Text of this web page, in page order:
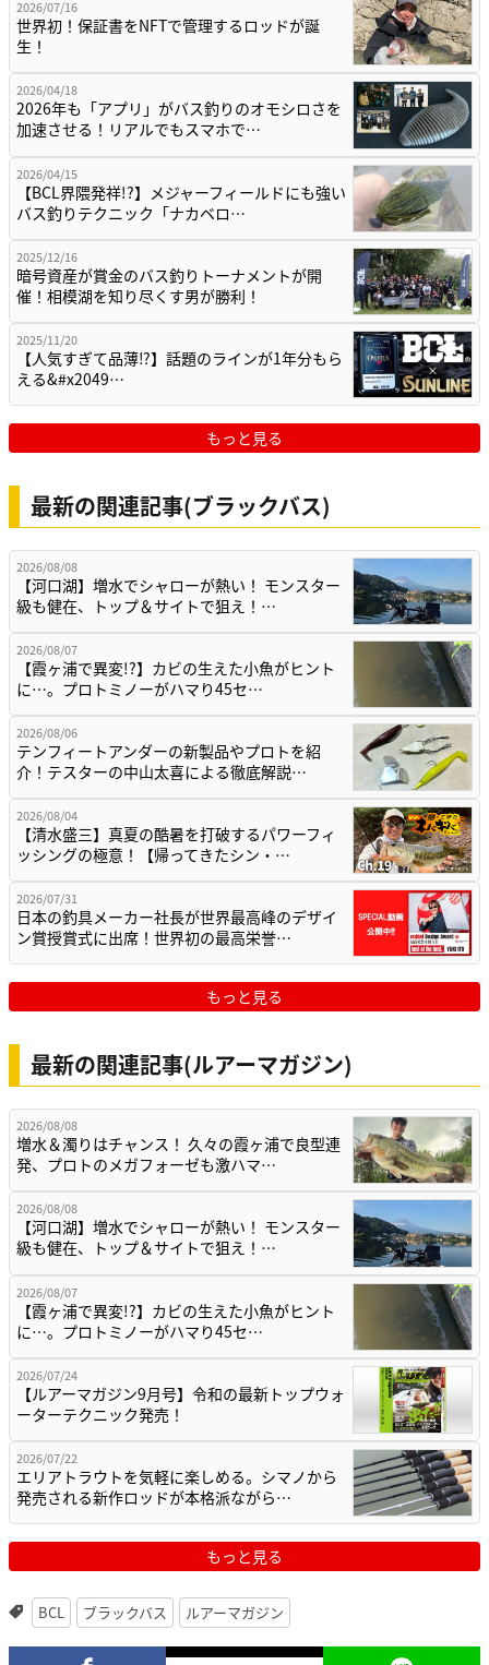
2026/07/16
世界初！保証書をNFTで管理するロッドが誕
生！
2026/04/18
2026年も「アプリ」がバス釣りのオモシロさを
加速させる！リアルでもスマホで…
2026/04/15
【BCL界隈発祥!?】メジャーフィールドにも強い
バス釣りテクニック「ナカベロ…
2025/12/16
暗号資産が賞金のバス釣りトーナメントが開
催！相模湖を知り尽くす男が勝利！
2025/11/20
【人気すぎて品薄⁉】話題のラインが1年分もら
える&#x2049…
もっと見る
最新の関連記事(ブラックバス)
2026/08/08
【河口湖】増水でシャローが熱い！ モンスター
級も健在、トップ＆サイトで狙え！…
2026/08/07
【霞ヶ浦で異変!?】カビの生えた小魚がヒント
に…。プロトミノーがハマり45セ…
2026/08/06
テンフィートアンダーの新製品やプロトを紹
介！テスターの中山太喜による徹底解説…
2026/08/04
【清水盛三】真夏の酷暑を打破するパワーフィ
ッシングの極意！【帰ってきたシン・…
2026/07/31
日本の釣具メーカー社長が世界最高峰のデザイ
ン賞授賞式に出席！世界初の最高栄誉…
もっと見る
最新の関連記事(ルアーマガジン)
2026/08/08
増水＆濁りはチャンス！ 久々の霞ヶ浦で良型連
発、プロトのメガフォーゼも激ハマ…
2026/08/08
【河口湖】増水でシャローが熱い！ モンスター
級も健在、トップ＆サイトで狙え！…
2026/08/07
【霞ヶ浦で異変!?】カビの生えた小魚がヒント
に…。プロトミノーがハマり45セ…
2026/07/24
【ルアーマガジン9月号】令和の最新トップウォ
ーターテクニック発売！
2026/07/22
エリアトラウトを気軽に楽しめる。シマノから
発売される新作ロッドが本格派ながら…
もっと見る
BCL ブラックバス ルアーマガジン